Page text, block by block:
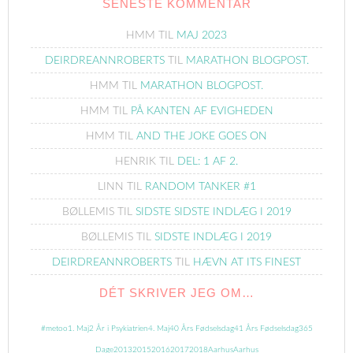
SENESTE KOMMENTAR
HMM TIL MAJ 2023
DEIRDREANNROBERTSTIL MARATHON BLOGPOST.
HMM TIL MARATHON BLOGPOST.
HMM TIL PÅ KANTEN AF EVIGHEDEN
HMM TIL AND THE JOKE GOES ON
HENRIK TIL DEL: 1 AF 2.
LINN TIL RANDOM TANKER #1
BØLLEMISTIL SIDSTE SIDSTE INDLÆG I 2019
BØLLEMIS TIL SIDSTE INDLÆG I 2019
DEIRDREANNROBERTS TIL HÆVN AT ITS FINEST
DÉT SKRIVER JEG OM…
#metoo 1. Maj2 År i Psykiatrien4. Maj40 Års Fødselsdag41 Års Fødselsdag365
Dage20132015201620172018AarhusAarhus